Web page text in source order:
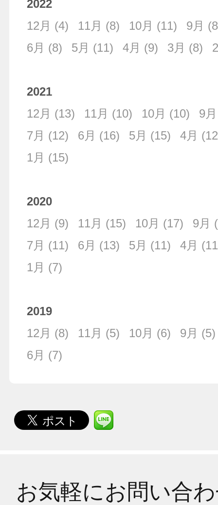
2022
12月 (4) 11月 (8) 10月 (11) 9月
6月 (8) 5月 (11) 4月 (9) 3月 (8)
2021
12月 (13) 11月 (10) 10月 (10) 9月
7月 (12) 6月 (16) 5月 (15) 4月
1月 (15)
2020
12月 (9) 11月 (15) 10月 (17) 9月
7月 (11) 6月 (13) 5月 (11) 4月
1月 (7)
2019
12月 (8) 11月 (5) 10月 (6) 9月 (5)
6月 (7)
お気軽にお問い合